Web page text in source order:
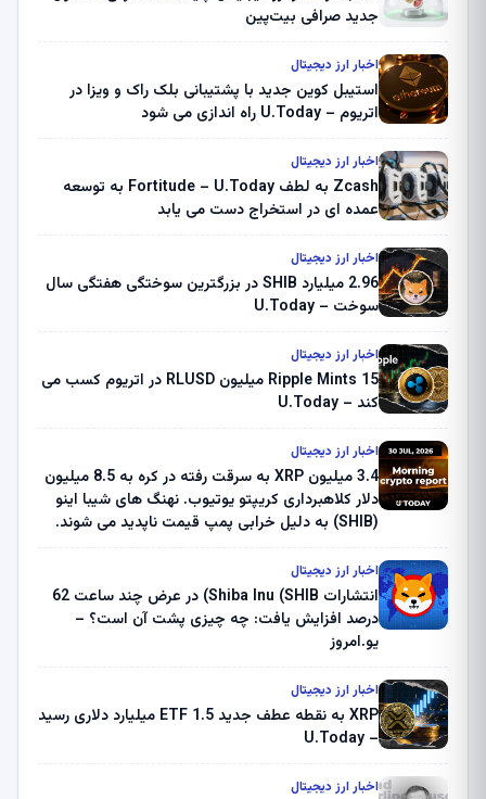
جدید صرافی بیت‌پین
اخبار ارز دیجیتال
استیبل کوین جدید با پشتیبانی بلک راک و ویزا در
اتریوم – U.Today راه اندازی می شود
اخبار ارز دیجیتال
Zcash به لطف Fortitude – U.Today به توسعه
عمده ای در استخراج دست می یابد
اخبار ارز دیجیتال
2.96 میلیارد SHIB در بزرگترین سوختگی هفتگی سال
سوخت – U.Today
اخبار ارز دیجیتال
Ripple Mints 15 میلیون RLUSD در اتریوم کسب می
کند – U.Today
اخبار ارز دیجیتال
3.4 میلیون XRP به سرقت رفته در کره به 8.5 میلیون
دلار کلاهبرداری کریپتو یوتیوب. نهنگ های شیبا اینو
(SHIB) به دلیل خرابی پمپ قیمت ناپدید می شوند.
ثبت کرد – گزارش کریپتو صبح – U.Today
اخبار ارز دیجیتال
انتشارات Shiba Inu (SHIB) در عرض چند ساعت 62
درصد افزایش یافت: چه چیزی پشت آن است؟ –
یو.امروز
اخبار ارز دیجیتال
XRP به نقطه عطف جدید ETF 1.5 میلیارد دلاری رسید
– U.Today
اخبار ارز دیجیتال